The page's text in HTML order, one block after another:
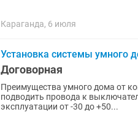
Караганда, 6 июля
Установка системы умного
Договорная
Преимущества умного дома от
подводить провода к
эксплуатации от -30 до +50...